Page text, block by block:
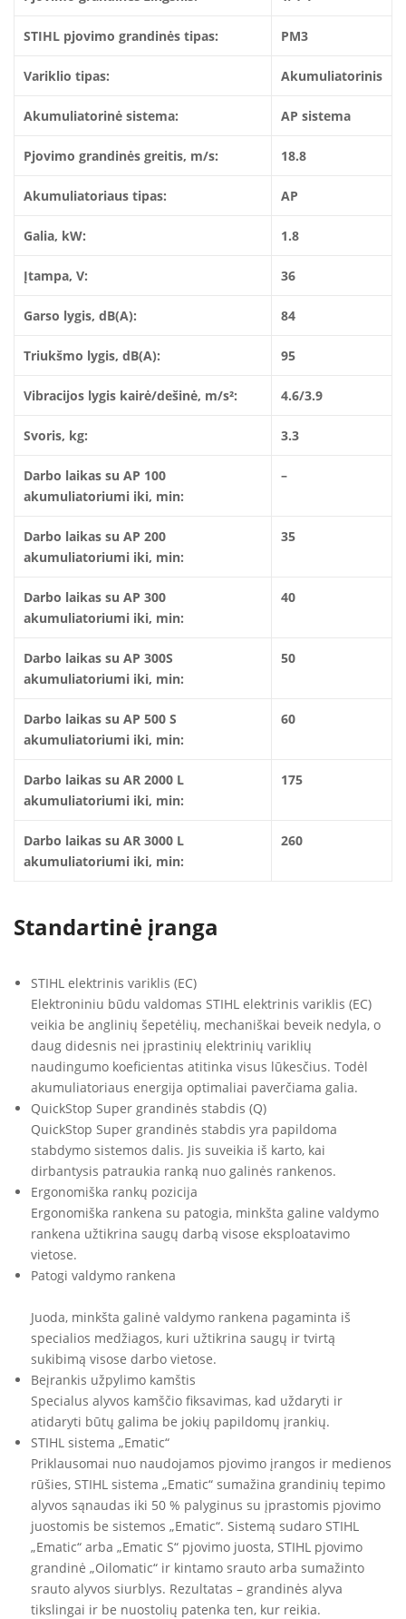
STIHL pjovimo grandinės tipas: PM3
Variklio tipas: Akumuliatorinis
Akumuliatorinė sistema: AP sistema
Pjovimo grandinės greitis, m/s: 18.8
Akumuliatoriaus tipas: AP
Galia, kW: 1.8
Įtampa, V: 36
Garso lygis, dB(A): 84
Triukšmo lygis, dB(A): 95
Vibracijos lygis kairė/dešinė, m/s²: 4.6/3.9
Svoris, kg: 3.3
Darbo laikas su AP 100
akumuliatoriumi iki, min:
–
Darbo laikas su AP 200
akumuliatoriumi iki, min:
35
Darbo laikas su AP 300
akumuliatoriumi iki, min:
40
Darbo laikas su AP 300S
akumuliatoriumi iki, min:
50
Darbo laikas su AP 500 S
akumuliatoriumi iki, min:
60
Darbo laikas su AR 2000 L
akumuliatoriumi iki, min:
175
Darbo laikas su AR 3000 L
akumuliatoriumi iki, min:
260
Standartinė įranga
STIHL elektrinis variklis (EC)
Elektroniniu būdu valdomas STIHL elektrinis variklis (EC)
veikia be anglinių šepetėlių, mechaniškai beveik nedyla, o
daug didesnis nei įprastinių elektrinių variklių
naudingumo koeficientas atitinka visus lūkesčius. Todėl
akumuliatoriaus energija optimaliai paverčiama galia.
QuickStop Super grandinės stabdis (Q)
QuickStop Super grandinės stabdis yra papildoma
stabdymo sistemos dalis. Jis suveikia iš karto, kai
dirbantysis patraukia ranką nuo galinės rankenos.
Ergonomiška rankų pozicija
Ergonomiška rankena su patogia, minkšta galine valdymo
rankena užtikrina saugų darbą visose eksploatavimo
vietose.
Patogi valdymo rankena
Juoda, minkšta galinė valdymo rankena pagaminta iš
specialios medžiagos, kuri užtikrina saugų ir tvirtą
sukibimą visose darbo vietose.
Beįrankis užpylimo kamštis
Specialus alyvos kamščio fiksavimas, kad uždaryti ir
atidaryti būtų galima be jokių papildomų įrankių.
STIHL sistema „Ematic“
Priklausomai nuo naudojamos pjovimo įrangos ir medienos
rūšies, STIHL sistema „Ematic“ sumažina grandinių tepimo
alyvos sąnaudas iki 50 % palyginus su įprastomis pjovimo
juostomis be sistemos „Ematic“. Sistemą sudaro STIHL
„Ematic“ arba „Ematic S“ pjovimo juosta, STIHL pjovimo
grandinė „Oilomatic“ ir kintamo srauto arba sumažinto
srauto alyvos siurblys. Rezultatas – grandinės alyva
tikslingai ir be nuostolių patenka ten, kur reikia.